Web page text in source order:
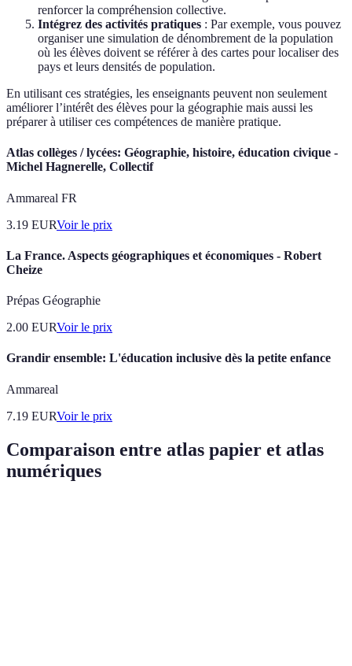
renforcer la compréhension collective.
Intégrez des activités pratiques : Par exemple, vous pouvez
organiser une simulation de dénombrement de la population
où les élèves doivent se référer à des cartes pour localiser des
pays et leurs densités de population.
En utilisant ces stratégies, les enseignants peuvent non seulement
améliorer l’intérêt des élèves pour la géographie mais aussi les
préparer à utiliser ces compétences de manière pratique.
Atlas collèges / lycées: Géographie, histoire, éducation civique -
Michel Hagnerelle, Collectif
Ammareal FR
3.19 EURVoir le prix
La France. Aspects géographiques et économiques - Robert
Cheize
Prépas Géographie
2.00 EURVoir le prix
Grandir ensemble: L'éducation inclusive dès la petite enfance
Ammareal
7.19 EURVoir le prix
Comparaison entre atlas papier et atlas
numériques